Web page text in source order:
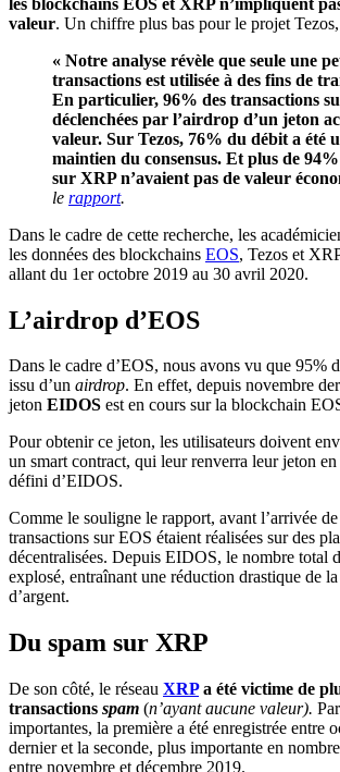
valeur. Un chiffre plus bas pour le projet
« Notre analyse révèle que seule une
transactions est utilisée à des fins de
En particulier, 96% des transactions
déclenchées par l’airdrop d’un jeton
valeur. Sur Tezos, 76% du débit a été
maintien du consensus. Et plus de
sur XRP n’avaient pas de valeur
le rapport.
Dans le cadre de cette recherche, les
les données des blockchains EOS, Tezos et
allant du 1er octobre 2019 au 30 avril 2020.
L’airdrop d’EOS
Dans le cadre d’EOS, nous avons vu que 95%
issu d’un airdrop. En effet, depuis novembre
jeton EIDOS est en cours sur la blockchain
Pour obtenir ce jeton, les utilisateurs doivent
un smart contract, qui leur renverra leur jeton
défini d’EIDOS.
Comme le souligne le rapport, avant l’arrivée
transactions sur EOS étaient réalisées sur des
décentralisées. Depuis EIDOS, le nombre total
explosé, entraînant une réduction drastique de
d’argent.
Du spam sur XRP
De son côté, le réseau XRPa été victime de
transactions spam (n’ayant aucune valeur).
importantes, la première a été enregistrée entre
dernier et la seconde, plus importante en
entre novembre et décembre 2019.